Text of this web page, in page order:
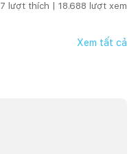
7 lượt thích | 18.688 lượt xem
Xem tất cả